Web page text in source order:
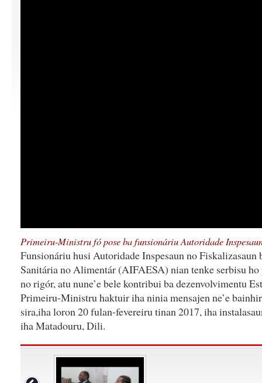
Primeiru-Ministru fó pose ba funsionáriu Autoridade
Funsionáriu husi Autoridade Inspesaun no
Sanitária no Alimentár (AIFAESA) nian tenke serbisu
no rigór, atu nune’e bele kontribui ba dezenvolvimentu
Primeiru-Ministru haktuir iha ninia mensajen ne’e
sira,iha loron 20 fulan-fevereiru tinan 2017, iha
iha Matadouru, Dili.